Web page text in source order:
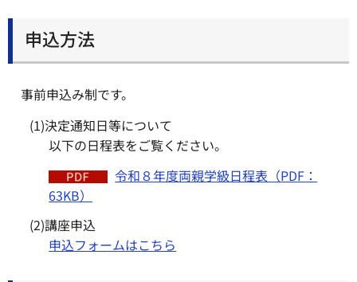
申込方法
事前申込み制です。
(1)決定通知日等について
以下の日程表をご覧ください。
令和８年度両親学級日程表（PDF：
63KB）
(2)講座申込
申込フォームはこちら